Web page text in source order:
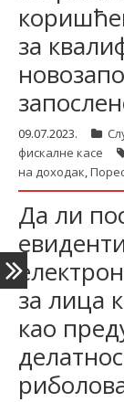
за
09.07.2023.
фискалне касе
на доходак,
Да ли
за лица
као